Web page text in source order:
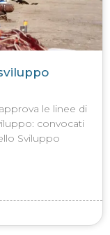
le linee di
convocati
Sviluppo